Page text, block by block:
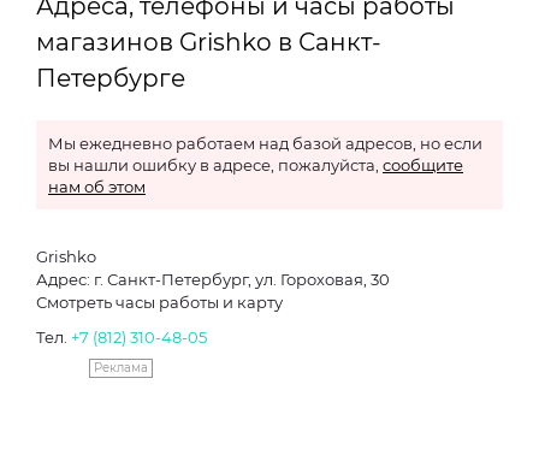
Адреса, телефоны и часы работы
магазинов Grishko в Санкт-
Петербурге
Мы ежедневно работаем над базой адресов, но если
вы нашли ошибку в адресе, пожалуйста, сообщите
нам об этом
Grishko
Адрес: г. Санкт-Петербург, ул. Гороховая, 30
Смотреть часы работы и карту
Тел. +7 (812) 310-48-05
Реклама